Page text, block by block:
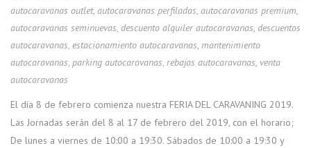
autocaravanas outlet, autocaravanas perfiladas, autocaravanas premium,
autocaravanas seminuevas, descuento alquiler autocaravanas, descuentos
autocaravanas, estacionamiento autocaravanas, mantenimiento
autocaravanas, parking autocaravanas, rebajas autocaravanas, venta
autocaravanas
El día 8 de febrero comienza nuestra FERIA DEL CARAVANING 2019.
Las Jornadas serán del 8 al 17 de febrero del 2019, con el horario;
De lunes a viernes de 10:00 a 19:30. Sábados de 10:00 a 19:30 y